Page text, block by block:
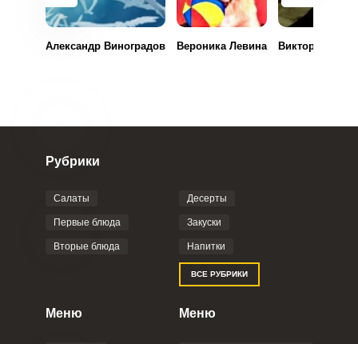
Александр Виноградов Вероника Левина Виктория
Рубрики
Салаты
Первые блюда
Вторые блюда
Десерты
Закуски
Напитки
ВСЕ РУБРИКИ
Меню Меню